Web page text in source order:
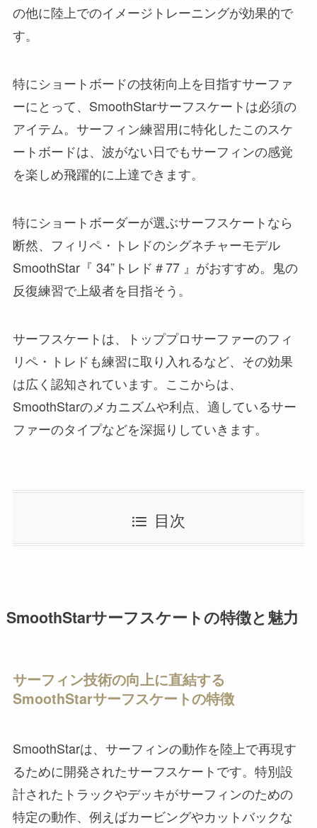
の他に陸上でのイメージトレーニングが効果的で
す。
特にショートボードの技術向上を目指すサーファ
ーにとって、SmoothStarサーフスケートは必須の
アイテム。サーフィン練習用に特化したこのスケ
ートボードは、波がない日でもサーフィンの感覚
を楽しめ飛躍的に上達できます。
特にショートボーダーが選ぶサーフスケートなら
断然、フィリペ・トレドのシグネチャーモデル
SmoothStar『 34”トレド＃77 』がおすすめ。鬼の
反復練習で上級者を目指そう。
サーフスケートは、トッププロサーファーのフィ
リペ・トレドも練習に取り入れるなど、その効果
は広く認知されています。ここからは、
SmoothStarのメカニズムや利点、適しているサー
ファーのタイプなどを深掘りしていきます。
目次
SmoothStarサーフスケートの特徴と魅力
サーフィン技術の向上に直結する
SmoothStarサーフスケートの特徴
SmoothStarは、サーフィンの動作を陸上で再現す
るために開発されたサーフスケートです。特別設
計されたトラックやデッキがサーフィンのための
特定の動作、例えばカービングやカットバックな